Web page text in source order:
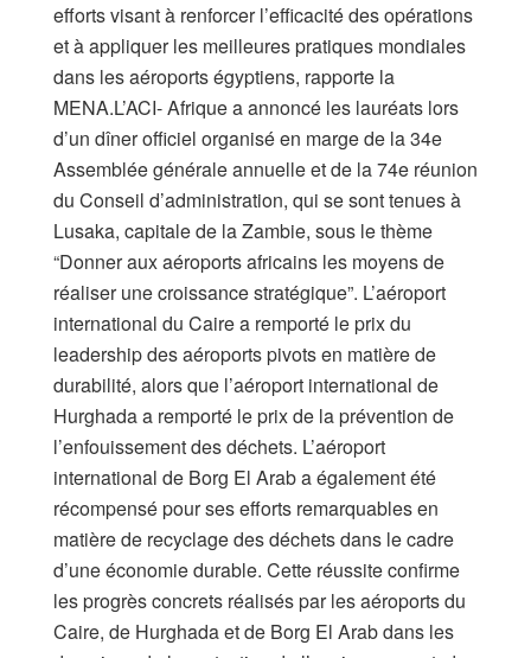
efforts visant à renforcer l’efficacité des opérations
et à appliquer les meilleures pratiques mondiales
dans les aéroports égyptiens, rapporte la
MENA.L’ACI- Afrique a annoncé les lauréats lors
d’un dîner officiel organisé en marge de la 34e
Assemblée générale annuelle et de la 74e réunion
du Conseil d’administration, qui se sont tenues à
Lusaka, capitale de la Zambie, sous le thème
“Donner aux aéroports africains les moyens de
réaliser une croissance stratégique”. L’aéroport
international du Caire a remporté le prix du
leadership des aéroports pivots en matière de
durabilité, alors que l’aéroport international de
Hurghada a remporté le prix de la prévention de
l’enfouissement des déchets. L’aéroport
international de Borg El Arab a également été
récompensé pour ses efforts remarquables en
matière de recyclage des déchets dans le cadre
d’une économie durable. Cette réussite confirme
les progrès concrets réalisés par les aéroports du
Caire, de Hurghada et de Borg El Arab dans les